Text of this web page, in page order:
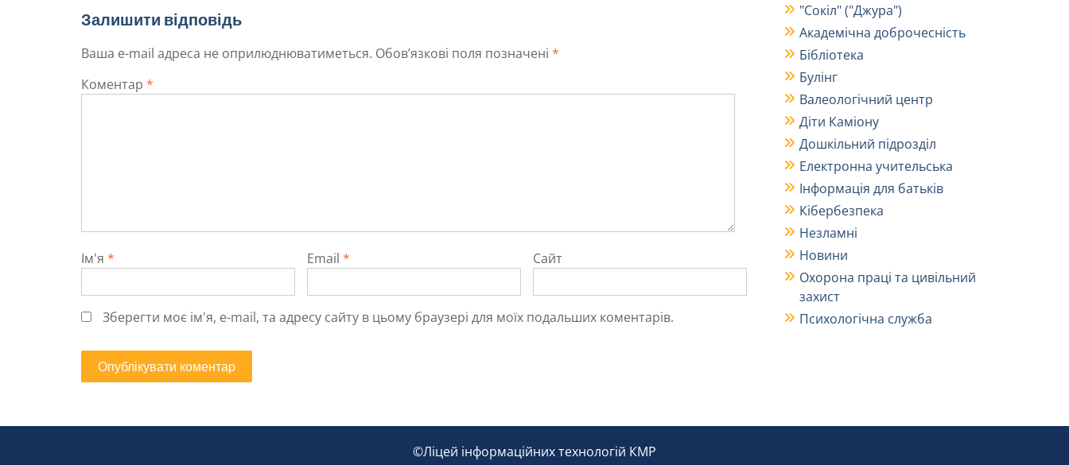
Залишити відповідь
Ваша e-mail адреса не оприлюднюватиметься. Обов’язкові поля позначені *
Коментар *
Ім'я * Email * Сайт
Зберегти моє ім'я, e-mail, та адресу сайту в цьому браузері для моїх подальших коментарів.
"Сокіл" ("Джура")
Академічна доброчесність
Бібліотека
Булінг
Валеологічний центр
Діти Каміону
Дошкільний підрозділ
Електронна учительська
Інформація для батьків
Кібербезпека
Незламні
Новини
Охорона праці та цивільний
захист
Психологічна служба
©Ліцей інформаційних технологій КМР